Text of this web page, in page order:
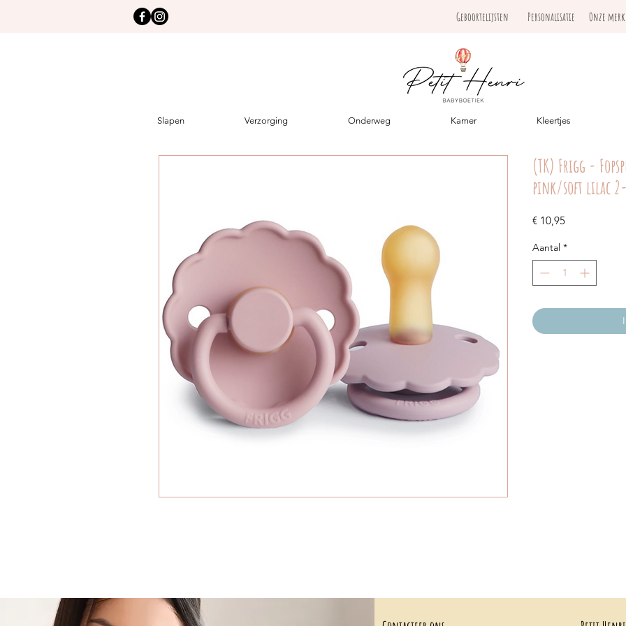
Geboortelijsten Onze
Personalisatie
Slapen Verzorging Onderweg Kamer Kleertjes
(TK) Frigg -
pink/soft lilac
€ 10,95Prijs
Aantal *